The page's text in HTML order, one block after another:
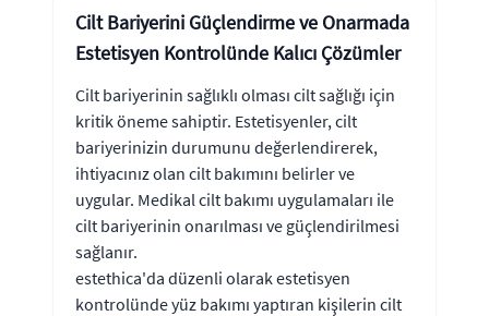
Cilt Bariyerini Güçlendirme ve Onarmada
Estetisyen Kontrolünde Kalıcı Çözümler
Cilt bariyerinin sağlıklı olması cilt sağlığı için
kritik öneme sahiptir. Estetisyenler, cilt
bariyerinizin durumunu değerlendirerek,
ihtiyacınız olan cilt bakımını belirler ve
uygular. Medikal cilt bakımı uygulamaları ile
cilt bariyerinin onarılması ve güçlendirilmesi
sağlanır.
estethica'da düzenli olarak estetisyen
kontrolünde yüz bakımı yaptıran kişilerin cilt